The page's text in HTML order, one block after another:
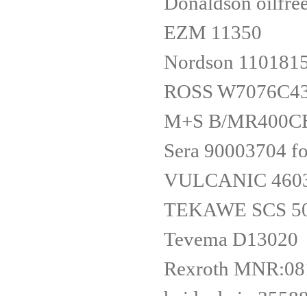
EZM 11350
Nordson
ROSS
M+S B/
Sera 90003704
VULCANIC
TEKAWE SCS
Tevema D13020
Rexroth